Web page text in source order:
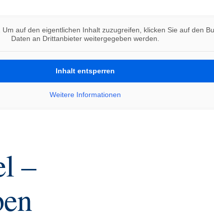
. Um auf den eigentlichen Inhalt zuzugreifen, klicken Sie auf den
Daten an Drittanbieter weitergegeben werden.
Inhalt entsperren
Weitere Informationen
–